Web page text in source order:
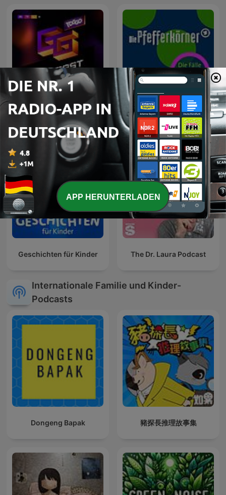
TOGGO GG - der Podcast
Die Pfefferkörner - Die
Fälle als Hörspiel
Geschichten für Kinder The Dr. Laura Podcast
Internationale Familie und Kinder-
Podcasts
Dongeng Bapak 豬探長推理故事集
APP HERUNTERLADEN